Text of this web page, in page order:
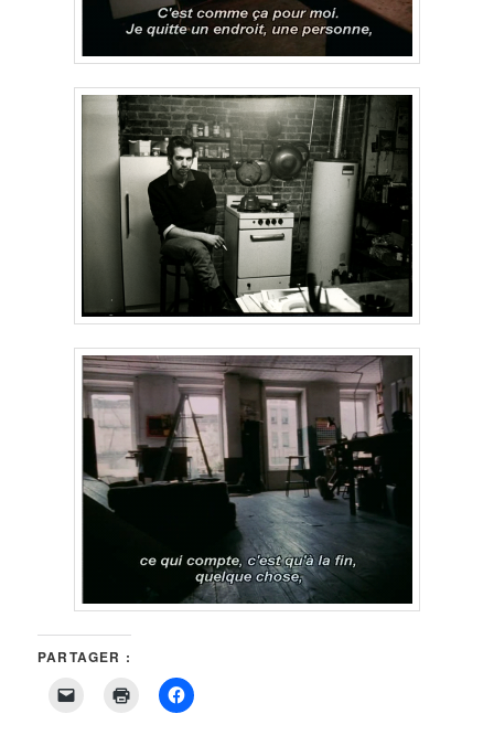
PARTAGER :
Cliquer
Cliquer
pour
Cliquez
pour